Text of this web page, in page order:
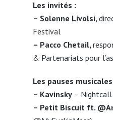
Les invités :
– Solenne Livolsi,
Festival
– Pacco Chetail,
& Partenariats pour
Les pauses
– Kavinsky – Nightcall
– Petit Biscuit ft.